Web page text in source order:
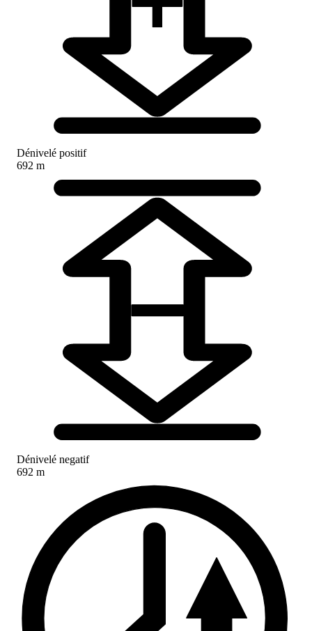
Dénivelé positif
692 m
Dénivelé negatif
692 m